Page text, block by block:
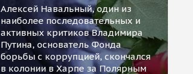
Алексей Навальный, один из
наиболее последовательных и
активных критиков Владимира
Путина, основатель Фонда
борьбы с коррупцией, скончался
в колонии в Харпе за Полярным